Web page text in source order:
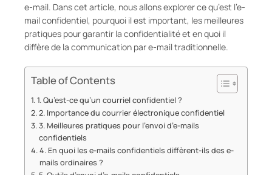
e-mail. Dans cet article, nous allons explorer ce qu’est l’e-
mail confidentiel, pourquoi il est important, les meilleures
pratiques pour garantir la confidentialité et en quoi il
diffère de la communication par e-mail traditionnelle.
Table of Contents
1. Qu’est-ce qu’un courriel confidentiel ?
2. Importance du courrier électronique confidentiel
3. Meilleures pratiques pour l’envoi d’e-mails
confidentiels
4. En quoi les e-mails confidentiels diffèrent-ils des e-
mails ordinaires ?